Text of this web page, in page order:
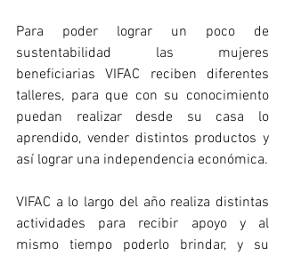
Para poder lograr un poco de
sustentabilidad las mujeres
beneficiarias VIFAC reciben diferentes
talleres, para que con su conocimiento
puedan realizar desde su casa lo
aprendido, vender distintos productos y
así lograr una independencia económica.
VIFAC a lo largo del año realiza distintas
actividades para recibir apoyo y al
mismo tiempo poderlo brindar, y su